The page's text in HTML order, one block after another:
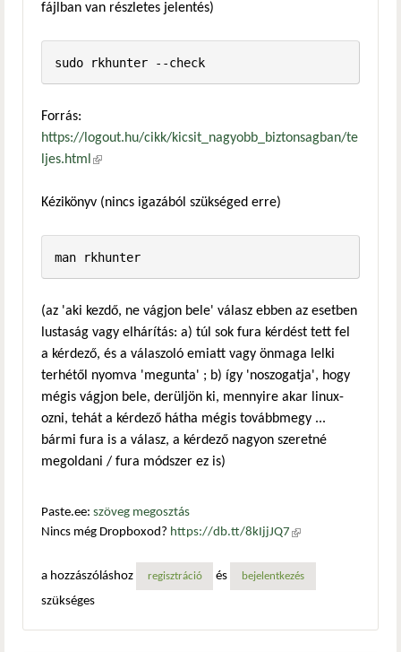
fájlban van részletes jelentés)
sudo rkhunter --check
Forrás:
https://logout.hu/cikk/kicsit_nagyobb_biztonsagban/te
ljes.html (külső hivatkozás)
Kézikönyv (nincs igazából szükséged erre)
man rkhunter
(az 'aki kezdő, ne vágjon bele' válasz ebben az esetben
lustaság vagy elhárítás: a) túl sok fura kérdést tett fel
a kérdező, és a válaszoló emiatt vagy önmaga lelki
terhétől nyomva 'megunta' ; b) így 'noszogatja', hogy
mégis vágjon bele, derüljön ki, mennyire akar linux-
ozni, tehát a kérdező hátha mégis továbbmegy ...
bármi fura is a válasz, a kérdező nagyon szeretné
megoldani / fura módszer ez is)
Paste.ee: szöveg megosztás
Nincs még Dropboxod? https://db.tt/8kIjjJQ7 (külső
a hozzászóláshoz
regisztráció és bejelentkezés
szükséges